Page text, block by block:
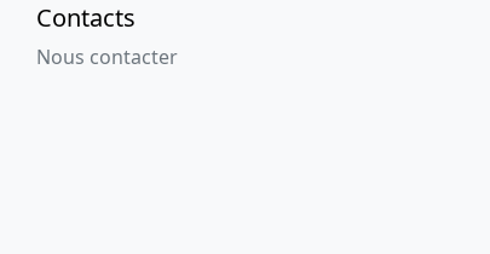
Contacts
Nous contacter